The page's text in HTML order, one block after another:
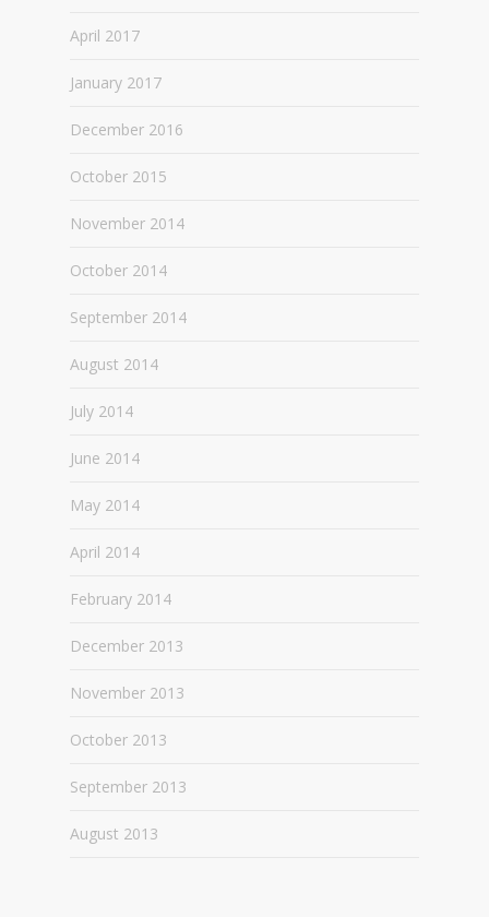
April 2017
January 2017
December 2016
October 2015
November 2014
October 2014
September 2014
August 2014
July 2014
June 2014
May 2014
April 2014
February 2014
December 2013
November 2013
October 2013
September 2013
August 2013